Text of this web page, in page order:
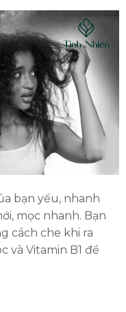
bạn yếu, nhanh
mọc nhanh. Bạn
cách che khi ra
và Vitamin B1 để